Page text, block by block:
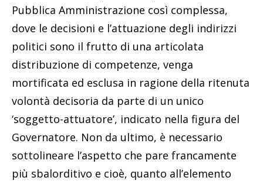
Pubblica Amministrazione così complessa,
dove le decisioni e l’attuazione degli indirizzi
politici sono il frutto di una articolata
distribuzione di competenze, venga
mortificata ed esclusa in ragione della ritenuta
volontà decisoria da parte di un unico
‘soggetto-attuatore’, indicato nella figura del
Governatore. Non da ultimo, è necessario
sottolineare l’aspetto che pare francamente
più sbalorditivo e cioè, quanto all’elemento